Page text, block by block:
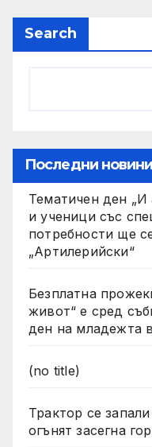
Search
Последни новини
Тематичен ден „И
и ученици със
потребности ще
„Артилерийски“
Безплатна
живот“ е сред
ден на младежта
(no title)
Трактор се
огънят засегна